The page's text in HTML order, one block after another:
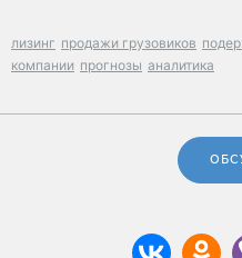
лизинг продажи грузовиков
компании прогнозы аналитика